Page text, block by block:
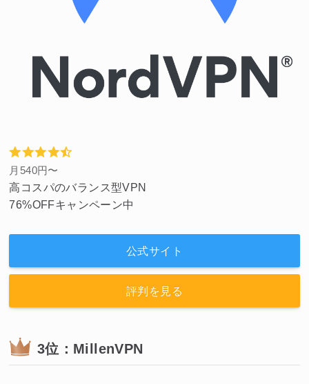
月540円〜
高コスパのバランス型VPN
76%OFFキャンペーン中
公式サイト
評判を見る
3位：MillenVPN